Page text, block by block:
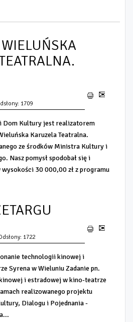
1709
Dom Kultury jest realizatorem
Karuzela Teatralna.
ze środków Ministra Kultury i
Nasz pomysł spodobał się i
30 000,00 zł z programu
1722
technologii kinowej i
Syrena w Wieluniu Zadanie pn.
i estradowej w kino-teatrze
realizowanego projektu
Dialogu i Pojednania -